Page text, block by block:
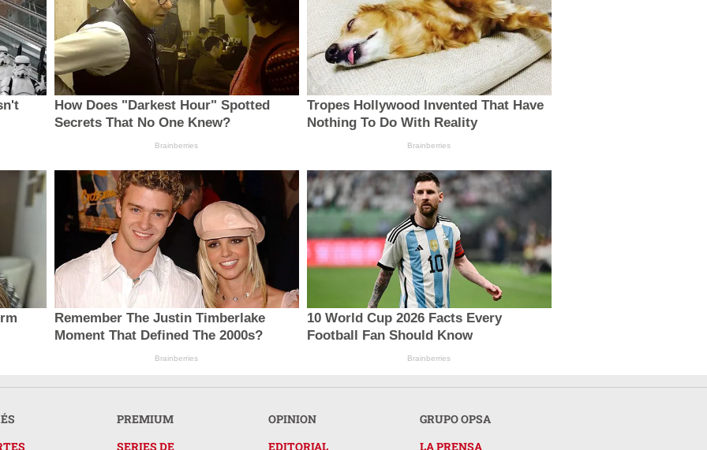
How Does "Darkest Hour" Spotted
Secrets That No One Knew?
Brainberries
Tropes Hollywood Invented That Have
Nothing To Do With Reality
Brainberries
Remember The Justin Timberlake
Moment That Defined The 2000s?
Brainberries
10 World Cup 2026 Facts Every
Football Fan Should Know
Brainberries
PREMIUM
SERIES DE
OPINION
EDITORIAL
GRUPO OPSA
LA PRENSA